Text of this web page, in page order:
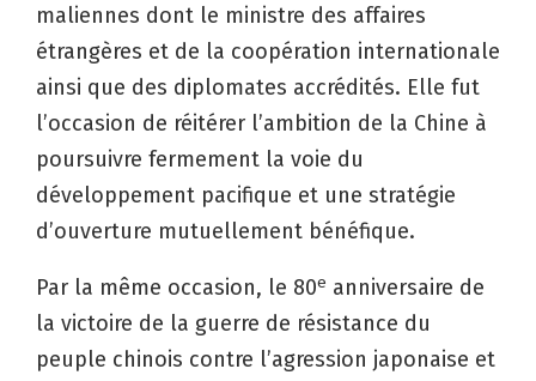
maliennes dont le ministre des affaires
étrangères et de la coopération internationale
ainsi que des diplomates accrédités. Elle fut
l’occasion de réitérer l’ambition de la Chine à
poursuivre fermement la voie du
développement pacifique et une stratégie
d’ouverture mutuellement bénéfique.
Par la même occasion, le 80e anniversaire de
la victoire de la guerre de résistance du
peuple chinois contre l’agression japonaise et